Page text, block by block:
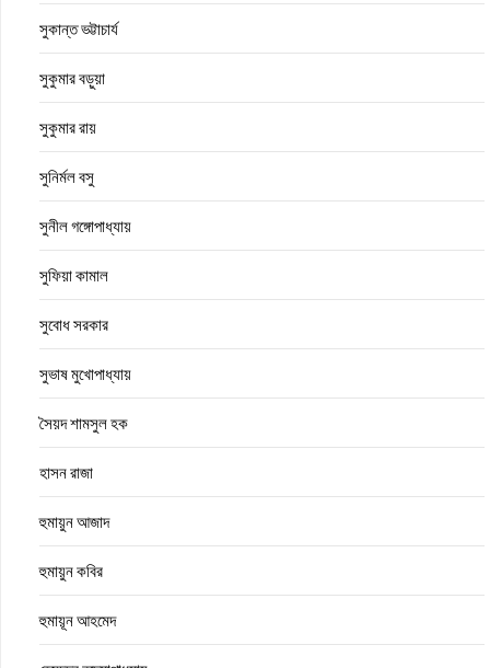
সুকান্ত ভট্টাচার্য
সুকুমার বড়ুয়া
সুকুমার রায়
সুনির্মল বসু
সুনীল গঙ্গোপাধ্যায়
সুফিয়া কামাল
সুবোধ সরকার
সুভাষ মুখোপাধ্যায়
সৈয়দ শামসুল হক
হাসন রাজা
হুমায়ুন আজাদ
হুমায়ুন কবির
হুমায়ূন আহমেদ